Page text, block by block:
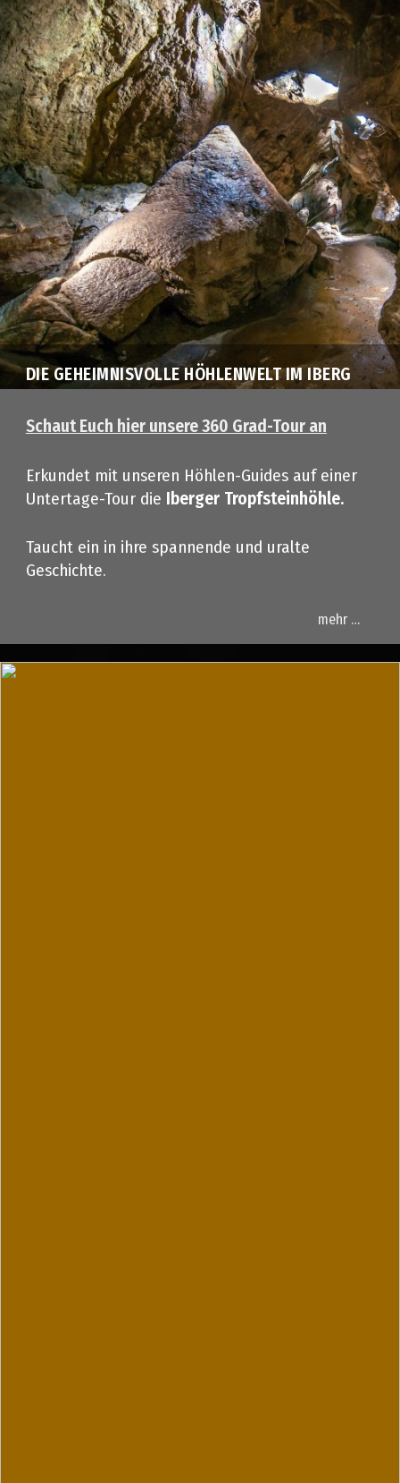
DIE GEHEIMNISVOLLE HÖHLENWELT IM IBERG
Schaut Euch hier unsere 360 Grad-Tour an
Erkundet mit unseren Höhlen-Guides auf einer
Untertage-Tour die Iberger Tropfsteinhöhle.
Taucht ein in ihre spannende und uralte
Geschichte.
mehr …